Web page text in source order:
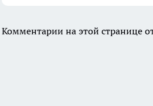
Комментарии на этой странице